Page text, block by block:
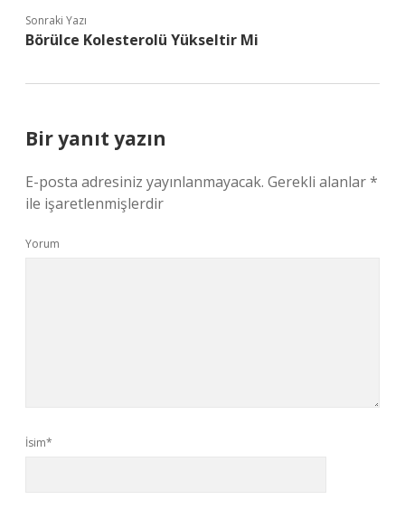
Sonraki Yazı
Börülce Kolesterolü Yükseltir Mi
Bir yanıt yazın
E-posta adresiniz yayınlanmayacak. Gerekli alanlar*
ile işaretlenmişlerdir
Yorum
İsim*